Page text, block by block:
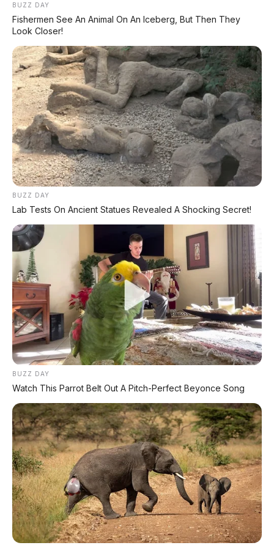
SUV kompak di tanah air.
1. Teknologi e-Smart Hybrid: Bedanya
dengan Hybrid Biasa
Banyak calon pembeli yang masih
bingung dengan sistem Hybrid pada
Rocky. Daihatsu menggunakan sistem
e-
Smart Hybridyang bekerja secara seri.
Berbeda dengan sistem paralel di mana
mesin bensin dan motor listrik bergantian
memutar roda, pada Rocky Hybrid,roda
sepenuhnya digerakkan oleh motor
listrik.
Mesin bensin 1.200cc 3-silinder yang
tertanam di dalamnya hanya bertugas
sebagaigeneratoruntuk menyuplai
energi ke baterai. Inilah yang
menyebabkan sensasi berkendaranya
sangat halus, senyap, dan memiliki torsi
BUZZ DAY
Fishermen See An Animal On An Iceberg, But Then They
Look Closer!
BUZZ DAY
Lab Tests On Ancient Statues Revealed A Shocking Secret!
BUZZ DAY
Watch This Parrot Belt Out A Pitch-Perfect Beyonce Song